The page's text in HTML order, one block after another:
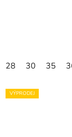
28 30 35
VÝPRODEJ